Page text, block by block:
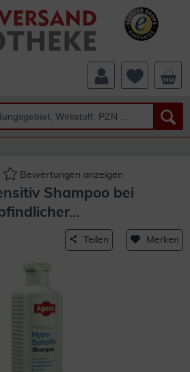
Bewertungen anzeigen
Shampoo bei
Teilen Merken